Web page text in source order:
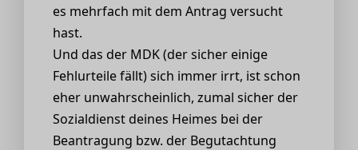
es mehrfach mit dem Antrag versucht
hast.
Und das der MDK (der sicher einige
Fehlurteile fällt) sich immer irrt, ist schon
eher unwahrscheinlich, zumal sicher der
Sozialdienst deines Heimes bei der
Beantragung bzw. der Begutachtung